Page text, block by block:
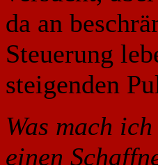
da an
Steuerung
steigenden
Was mach
einen